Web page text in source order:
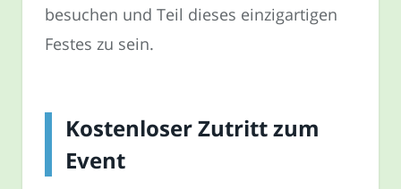
besuchen und Teil dieses einzigartigen
Festes zu sein.
Kostenloser Zutritt zum
Event